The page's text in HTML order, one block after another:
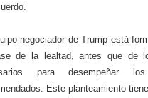
negociador de Trump está
de la lealtad, antes que de
para desempeñar
Este planteamiento